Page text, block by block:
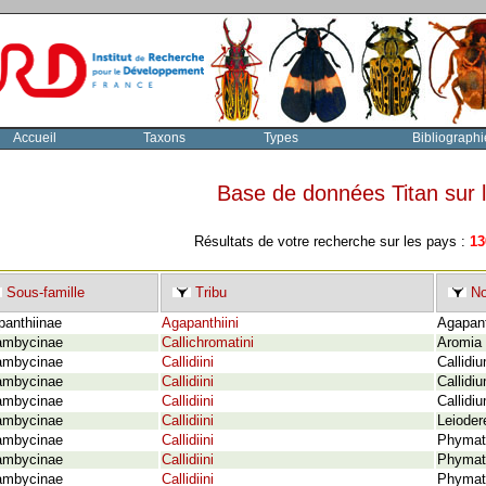
Accueil Taxons Types
Base de données Titan
Résultats de votre recherche sur les pays :
Sous-famille Tribu
Agapanthiini
Callichromatini
Aromia
Callidiini
Callidiini
Callidiini
Callidiini
Callidiini
Callidiini
Callidiini